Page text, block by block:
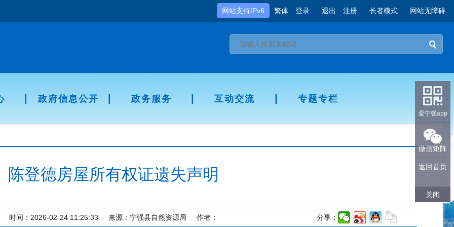
网站支持IPv6 繁体 登录 退出 注册 长者模式 网站无障碍
政府信息公开 政务服务 互动交流 专题专栏
陈登德房屋所有权证遗失声明
时间：2026-02-24 11:25:33 来源：宁强县自然资源局 作者： 分享：
爱宁强app
微信矩阵
返回首页
关闭